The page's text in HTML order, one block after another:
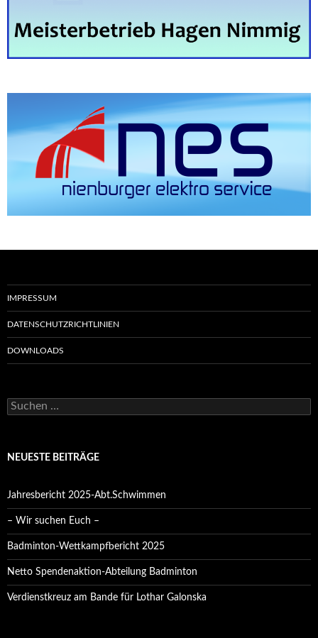
IMPRESSUM
DATENSCHUTZRICHTLINIEN
DOWNLOADS
Suchen
nach:
NEUESTE BEITRÄGE
Jahresbericht 2025-Abt.Schwimmen
– Wir suchen Euch –
Badminton-Wettkampfbericht 2025
Netto Spendenaktion-Abteilung Badminton
Verdienstkreuz am Bande für Lothar Galonska